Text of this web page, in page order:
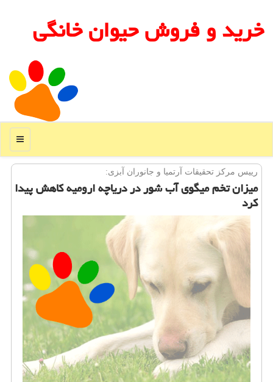
خرید و فروش حیوان خانگی
منو
رییس مركز تحقیقات آرتمیا و جانوران آبزی:
میزان تخم میگوی آب شور در دریاچه ارومیه كاهش پیدا
كرد